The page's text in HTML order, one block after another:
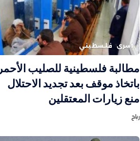
أسرى فلسطيني
مطالبة فلسطينية للصليب الأحمر
باتخاذ موقف بعد تجديد الاحتلال
منع زيارات المعتقلين
رباح